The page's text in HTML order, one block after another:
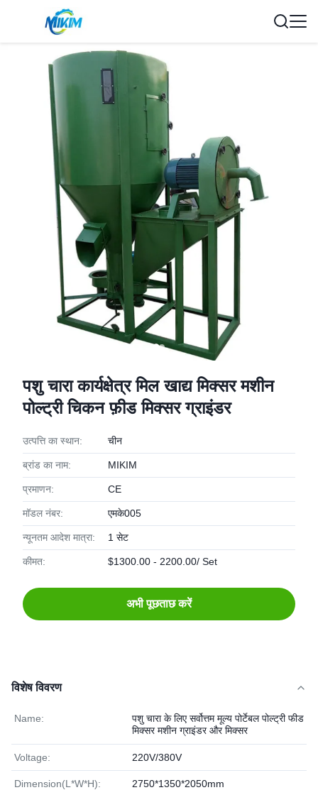
पशु चारा कार्यक्षेत्र मिल खाद्य मिक्सर मशीन
पोल्ट्री चिकन फ़ीड मिक्सर ग्राइंडर
उत्पत्ति का स्थान: चीन
ब्रांड का नाम: MIKIM
प्रमाणन: CE
मॉडल नंबर: एमके005
न्यूनतम आदेश मात्रा: 1 सेट
कीमत: $1300.00 - 2200.00/ Set
अभी पूछताछ करें
विशेष विवरण
Name:
पशु चारा के लिए सर्वोत्तम मूल्य पोर्टेबल पोल्ट्री फीड
मिक्सर मशीन ग्राइंडर और मिक्सर
Voltage: 220V/380V
Dimension(L*W*H): 2750*1350*2050mm